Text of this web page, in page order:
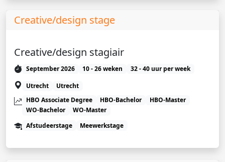
Creative/design stage
Creative/design stagiair
September 2026 10 - 26 weken
32 - 40 uur per week
Utrecht
Utrecht
HBO Associate Degree
HBO-Bachelor
HBO-Master
WO-Bachelor
WO-Master
Afstudeerstage
Meewerkstage